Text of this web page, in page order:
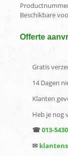
Beschikbare
Offerte
Gratis
14 Dagen
Klanten
Heb je nog
☎013-
✉